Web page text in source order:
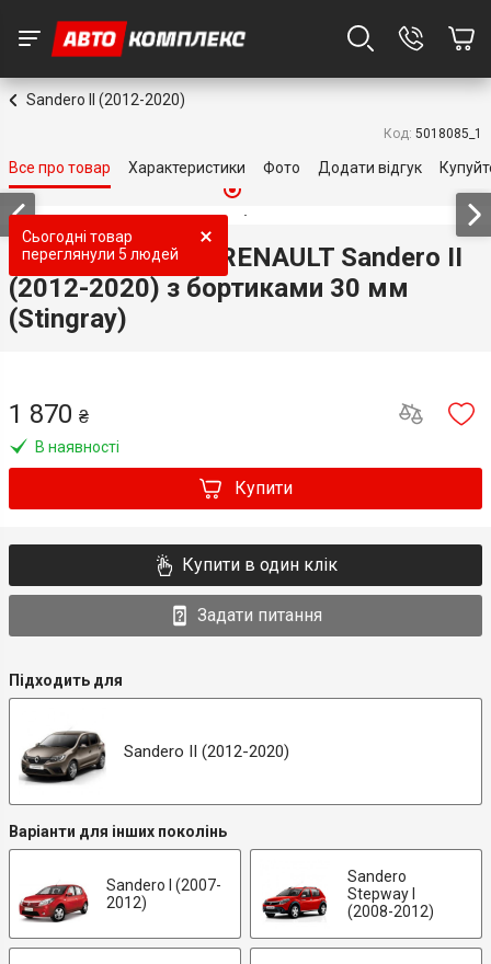
Sandero II (2012-2020)
Код: 5018085_1
Все про товар Характеристики Фото Додати відгук
Сьогодні товар
переглянули 5 людей
3D килимки для RENAULT Sandero II
(2012-2020) з бортиками 30 мм
(Stingray)
1 870 ₴
В наявності
Купити
Купити в один клік
Задати питання
Підходить для
Sandero II (2012-2020)
Варіанти для інших поколінь
Sandero I (2007-
2012)
Sandero
Stepway I
(2008-2012)